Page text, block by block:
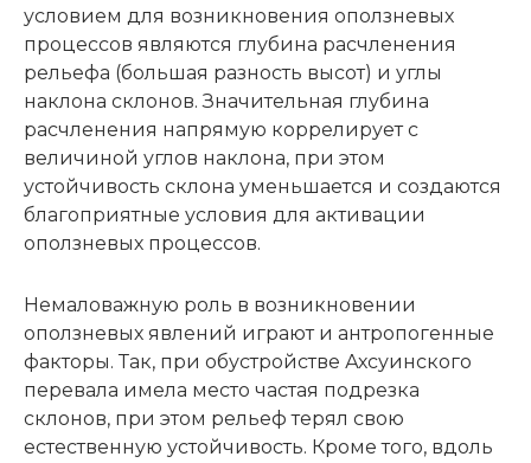
условием для возникновения оползневых
процессов являются глубина расчленения
рельефа (большая разность высот) и углы
наклона склонов. Значительная глубина
расчленения напрямую коррелирует с
величиной углов наклона, при этом
устойчивость склона уменьшается и создаются
благоприятные условия для активации
оползневых процессов.
Немаловажную роль в возникновении
оползневых явлений играют и антропогенные
факторы. Так, при обустройстве Ахсуинского
перевала имела место частая подрезка
склонов, при этом рельеф терял свою
естественную устойчивость. Кроме того, вдоль